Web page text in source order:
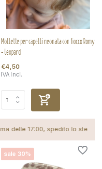
Mollette per capelli neonata con fiocco Romy
- leopard
€4,50
IVA Incl.
spedito lo stesso giorno
sale 30%